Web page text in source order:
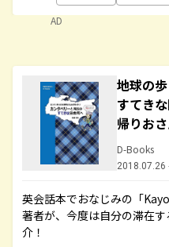
AD
地球の
すてき
帰りお
D-Books
2018.07.26
英会話本でおなじみの「
著者が、今度は自分の滞在
介！